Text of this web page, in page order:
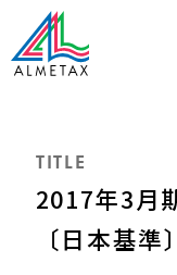
TITLE
2017年3月
〔日本基準